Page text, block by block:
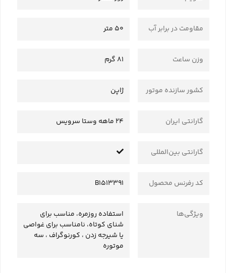
مقاومت در برابر آب 50 متر
وزن ساعت 81 گرم
کشور سازنده موتور ژاپن
گارانتی ایران 24 ماهه وستا سرویس
گارانتی بین‌المللی
کد رفرنس محصول B1513391
ویژگی‌ها
استفاده روزمره، مناسب برای
شنای کوتاه، نامناسب برای غواصی
یا شیرجه زدن ، کورنوگراف ، سه
موتوره